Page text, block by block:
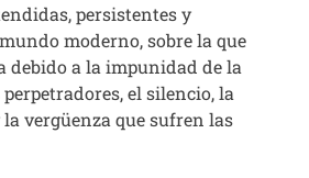
persistentes y
moderno, sobre la que
debido a la impunidad de la
el silencio, la
vergüenza que sufren las